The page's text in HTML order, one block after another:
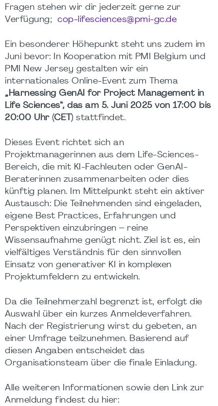
Fragen stehen wir dir jederzeit gerne zur
Verfügung; cop-lifesciences@pmi-gc.de
Ein besonderer Höhepunkt steht uns zudem im
Juni bevor: In Kooperation mit PMI Belgium und
PMI New Jersey gestalten wir ein
internationales Online-Event zum Thema
„Harnessing GenAI for Project Management in
Life Sciences“, das am 5. Juni 2025 von 17:00 bis
20:00 Uhr (CET) stattfindet.
Dieses Event richtet sich an
Projektmanagerinnen aus dem Life-Sciences-
Bereich, die mit KI-Fachleuten oder GenAI-
Beraterinnen zusammenarbeiten oder dies
künftig planen. Im Mittelpunkt steht ein aktiver
Austausch: Die Teilnehmenden sind eingeladen,
eigene Best Practices, Erfahrungen und
Perspektiven einzubringen – reine
Wissensaufnahme genügt nicht. Ziel ist es, ein
vielfältiges Verständnis für den sinnvollen
Einsatz von generativer KI in komplexen
Projektumfeldern zu entwickeln.
Da die Teilnehmerzahl begrenzt ist, erfolgt die
Auswahl über ein kurzes Anmeldeverfahren.
Nach der Registrierung wirst du gebeten, an
einer Umfrage teilzunehmen. Basierend auf
diesen Angaben entscheidet das
Organisationsteam über die finale Einladung.
Alle weiteren Informationen sowie den Link zur
Anmeldung findest du hier: